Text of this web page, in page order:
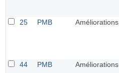
25 PMB Améliorations
44 PMB Améliorations